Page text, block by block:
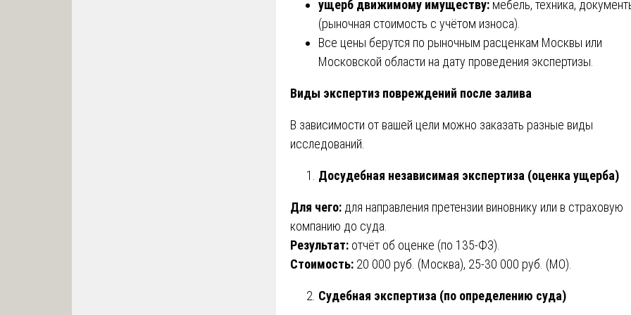
ущерб движимому имуществу: мебель, техника,
(рыночная стоимость с учётом износа).
Все цены берутся по рыночным расценкам Москвы или
Московской области на дату проведения экспертизы.
Виды экспертиз повреждений после залива
В зависимости от вашей цели можно заказать разные виды
исследований.
Досудебная независимая экспертиза (оценка ущерба)
Для чего: для направления претензии виновнику или в страховую
компанию до суда.
Результат: отчёт об оценке (по 135-ФЗ).
Стоимость: 20 000 руб. (Москва), 25-30 000 руб. (МО).
Судебная экспертиза (по определению суда)